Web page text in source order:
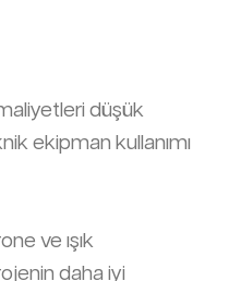
düşük
ekipman kullanımı
ve ışık
daha iyi